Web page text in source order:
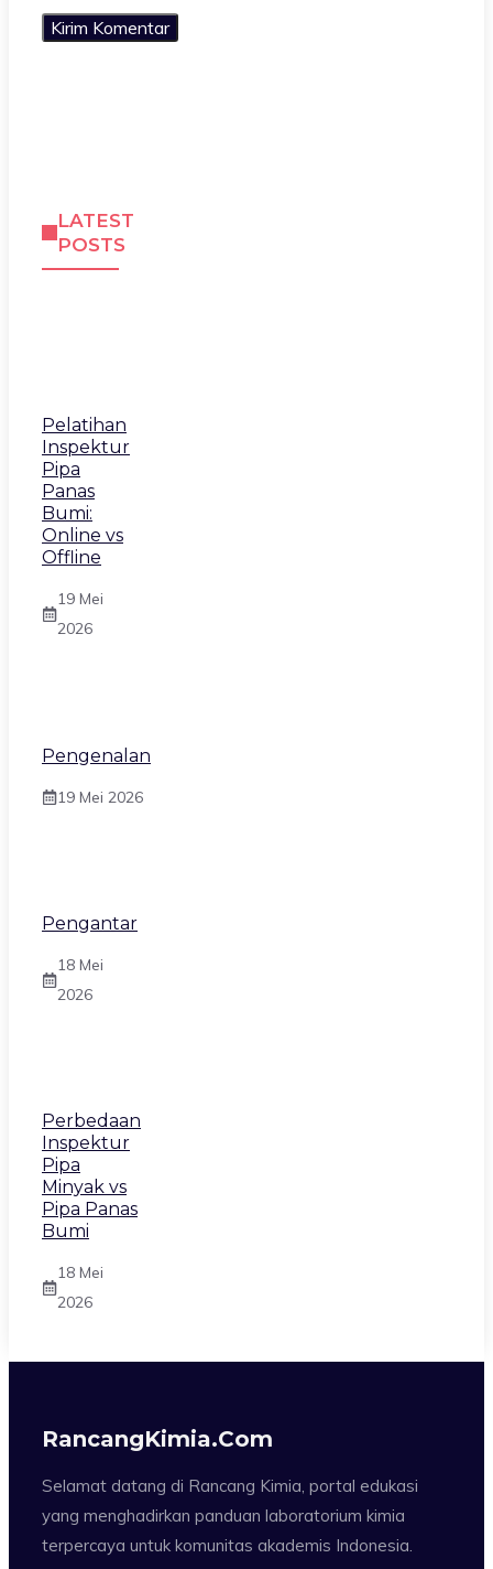
LATEST
POSTS
Pelatihan
Inspektur
Pipa
Panas
Bumi:
Online vs
Offline
19 Mei
2026
Pengenalan
19 Mei 2026
Pengantar
18 Mei
2026
Perbedaan
Inspektur
Pipa
Minyak vs
Pipa Panas
Bumi
18 Mei
2026
RancangKimia.com
Selamat datang di Rancang Kimia, portal edukasi
yang menghadirkan panduan laboratorium kimia
terpercaya untuk komunitas akademis Indonesia.